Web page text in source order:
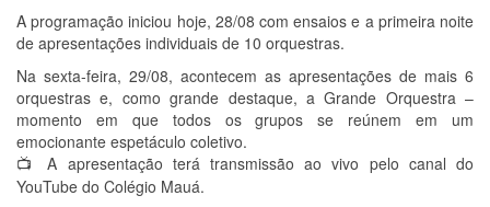
A programação iniciou hoje, 28/08 com ensaios e a primeira noite
de apresentações individuais de 10 orquestras.
Na sexta-feira, 29/08, acontecem as apresentações de mais 6
orquestras e, como grande destaque, aGrande Orquestra–
momento em que todos os grupos se reúnem em um
emocionante espetáculo coletivo.
📺 A apresentação terátransmissão ao vivo pelo canal do
YouTube do Colégio Mauá.